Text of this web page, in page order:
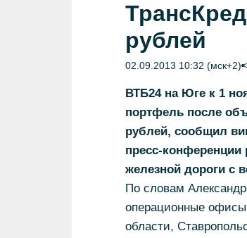
рублей
02.09.2013 10:32 (мск+2)
ВТБ24 на Юге к 1
портфель после
рублей, сообщил
пресс-конференции
железной дороги с
По словам
операционные офисы
области,